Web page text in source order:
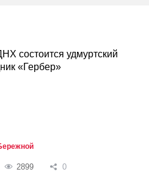
состоится удмуртский
«Гербер»
2899 0